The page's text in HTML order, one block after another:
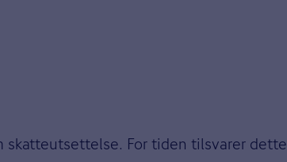
skatteutsettelse. For tiden tilsvarer dette